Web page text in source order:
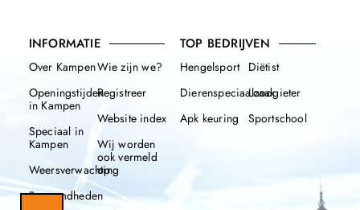
INFORMATIE
Over Kampen
Openingstijden
in Kampen
Speciaal in
Kampen
Weersverwachting
Beroemdheden
Wie zijn we?
Registreer
Website index
Wij worden
ook vermeld
op
TOP BEDRIJVEN
Hengelsport
Dierenspeciaalzaak
Apk keuring
Diëtist
Loodgieter
Sportschool